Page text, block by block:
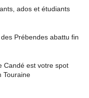
ados et étudiants
Prébendes abattu fin
Candé est votre spot
Touraine